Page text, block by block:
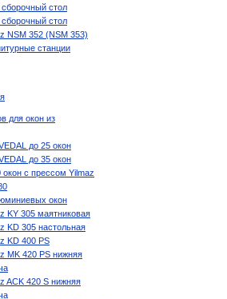
стол
стол
NSM 352 (NSM 353)
станции
для окон из
до 25 окон
до 35 окон
окон с прессом Yilmaz
окон
KY 305 маятниковая
KD 305 настольная
KD 400 PS
MK 420 PS нижняя
ACK 420 S нижняя